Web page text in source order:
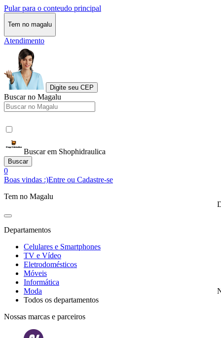
Pular para o conteudo principal
Tem no magalu
Atendimento
Digite seu CEP
Buscar no Magalu
Buscar em Shophidraulica
Buscar
0
Boas vindas :)Entre ou Cadastre-se
Tem no Magalu
Departamentos
Celulares e Smartphones
TV e Vídeo
Eletrodomésticos
Móveis
Informática
Moda
Todos os departamentos
Nossas marcas e parceiros